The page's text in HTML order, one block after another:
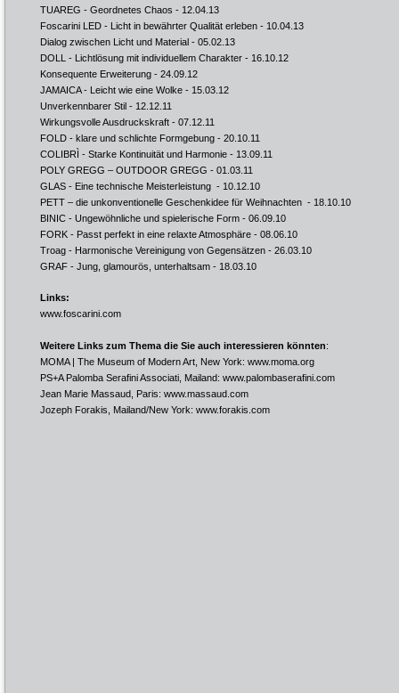
TUAREG - Geordnetes Chaos - 12.04.13
Foscarini LED - Licht in bewährter Qualität erleben - 10.04.13
Dialog zwischen Licht und Material - 05.02.13
DOLL - Lichtlösung mit individuellem Charakter - 16.10.12
Konsequente Erweiterung - 24.09.12
JAMAICA - Leicht wie eine Wolke - 15.03.12
Unverkennbarer Stil - 12.12.11
Wirkungsvolle Ausdruckskraft - 07.12.11
FOLD - klare und schlichte Formgebung - 20.10.11
COLIBRÌ - Starke Kontinuität und Harmonie - 13.09.11
POLY GREGG – OUTDOOR GREGG - 01.03.11
GLAS - Eine technische Meisterleistung - 10.12.10
PETT – die unkonventionelle Geschenkidee für Weihnachten - 18.10.10
BINIC - Ungewöhnliche und spielerische Form - 06.09.10
FORK - Passt perfekt in eine relaxte Atmosphäre - 08.06.10
Troag - Harmonische Vereinigung von Gegensätzen - 26.03.10
GRAF - Jung, glamourös, unterhaltsam - 18.03.10
Links:
www.foscarini.com
Weitere Links zum Thema die Sie auch interessieren könnten:
MOMA | The Museum of Modern Art, New York: www.moma.org
PS+A Palomba Serafini Associati, Mailand: www.palombaserafini.com
Jean Marie Massaud, Paris: www.massaud.com
Jozeph Forakis, Mailand/New York: www.forakis.com